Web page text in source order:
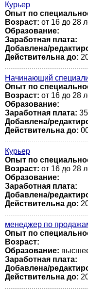
Курьер
Опыт по
Возраст: от 16 до 28
Образование:
Заработная плата:
Добавлена/
Действительна до:
Начинающий
Опыт по
Возраст: от 16 до 28
Образование:
Заработная плата:
Добавлена/
Действительна до:
Курьер
Опыт по
Возраст: от 16 до 28
Образование:
Заработная плата:
Добавлена/
Действительна до:
менеджер по
Опыт по
Возраст:
Образование:
Заработная плата:
Добавлена/
Действительна до: